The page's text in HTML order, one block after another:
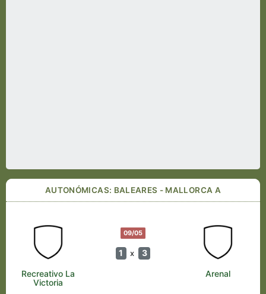
AUTONÓMICAS: BALEARES - MALLORCA A
09/05
1 x 3
Recreativo La
Victoria
Arenal